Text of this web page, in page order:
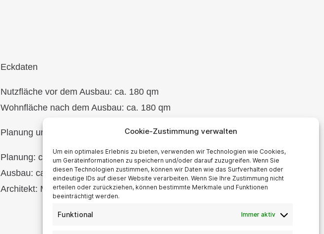
Cookie-Zustimmung verwalten
Um ein optimales Erlebnis zu bieten, verwenden wir Technologien wie Cookies,
um Geräteinformationen zu speichern und/oder darauf zuzugreifen. Wenn Sie
diesen Technologien zustimmen, können wir Daten wie das Surfverhalten oder
eindeutige IDs auf dieser Website verarbeiten. Wenn Sie Ihre Zustimmung nicht
erteilen oder zurückziehen, können bestimmte Merkmale und Funktionen
beeinträchtigt werden.
Funktional Immer aktiv
Eckdaten
Nutzfläche vor dem Ausbau: ca. 180 qm
Wohnfläche nach dem Ausbau: ca. 180 qm
Planung und Ausführung
Planung: ca. 2 Wochen
Ausbau: ca. 3 Monate
Architekt: Max Mustermann